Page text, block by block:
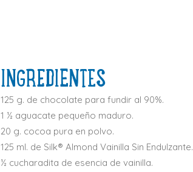
INGREDIENTES
125 g. de chocolate para fundir al 90%.
1 ½ aguacate pequeño maduro.
20 g. cocoa pura en polvo.
125 ml. de Silk® Almond Vainilla Sin Endulzante.
½ cucharadita de esencia de vainilla.